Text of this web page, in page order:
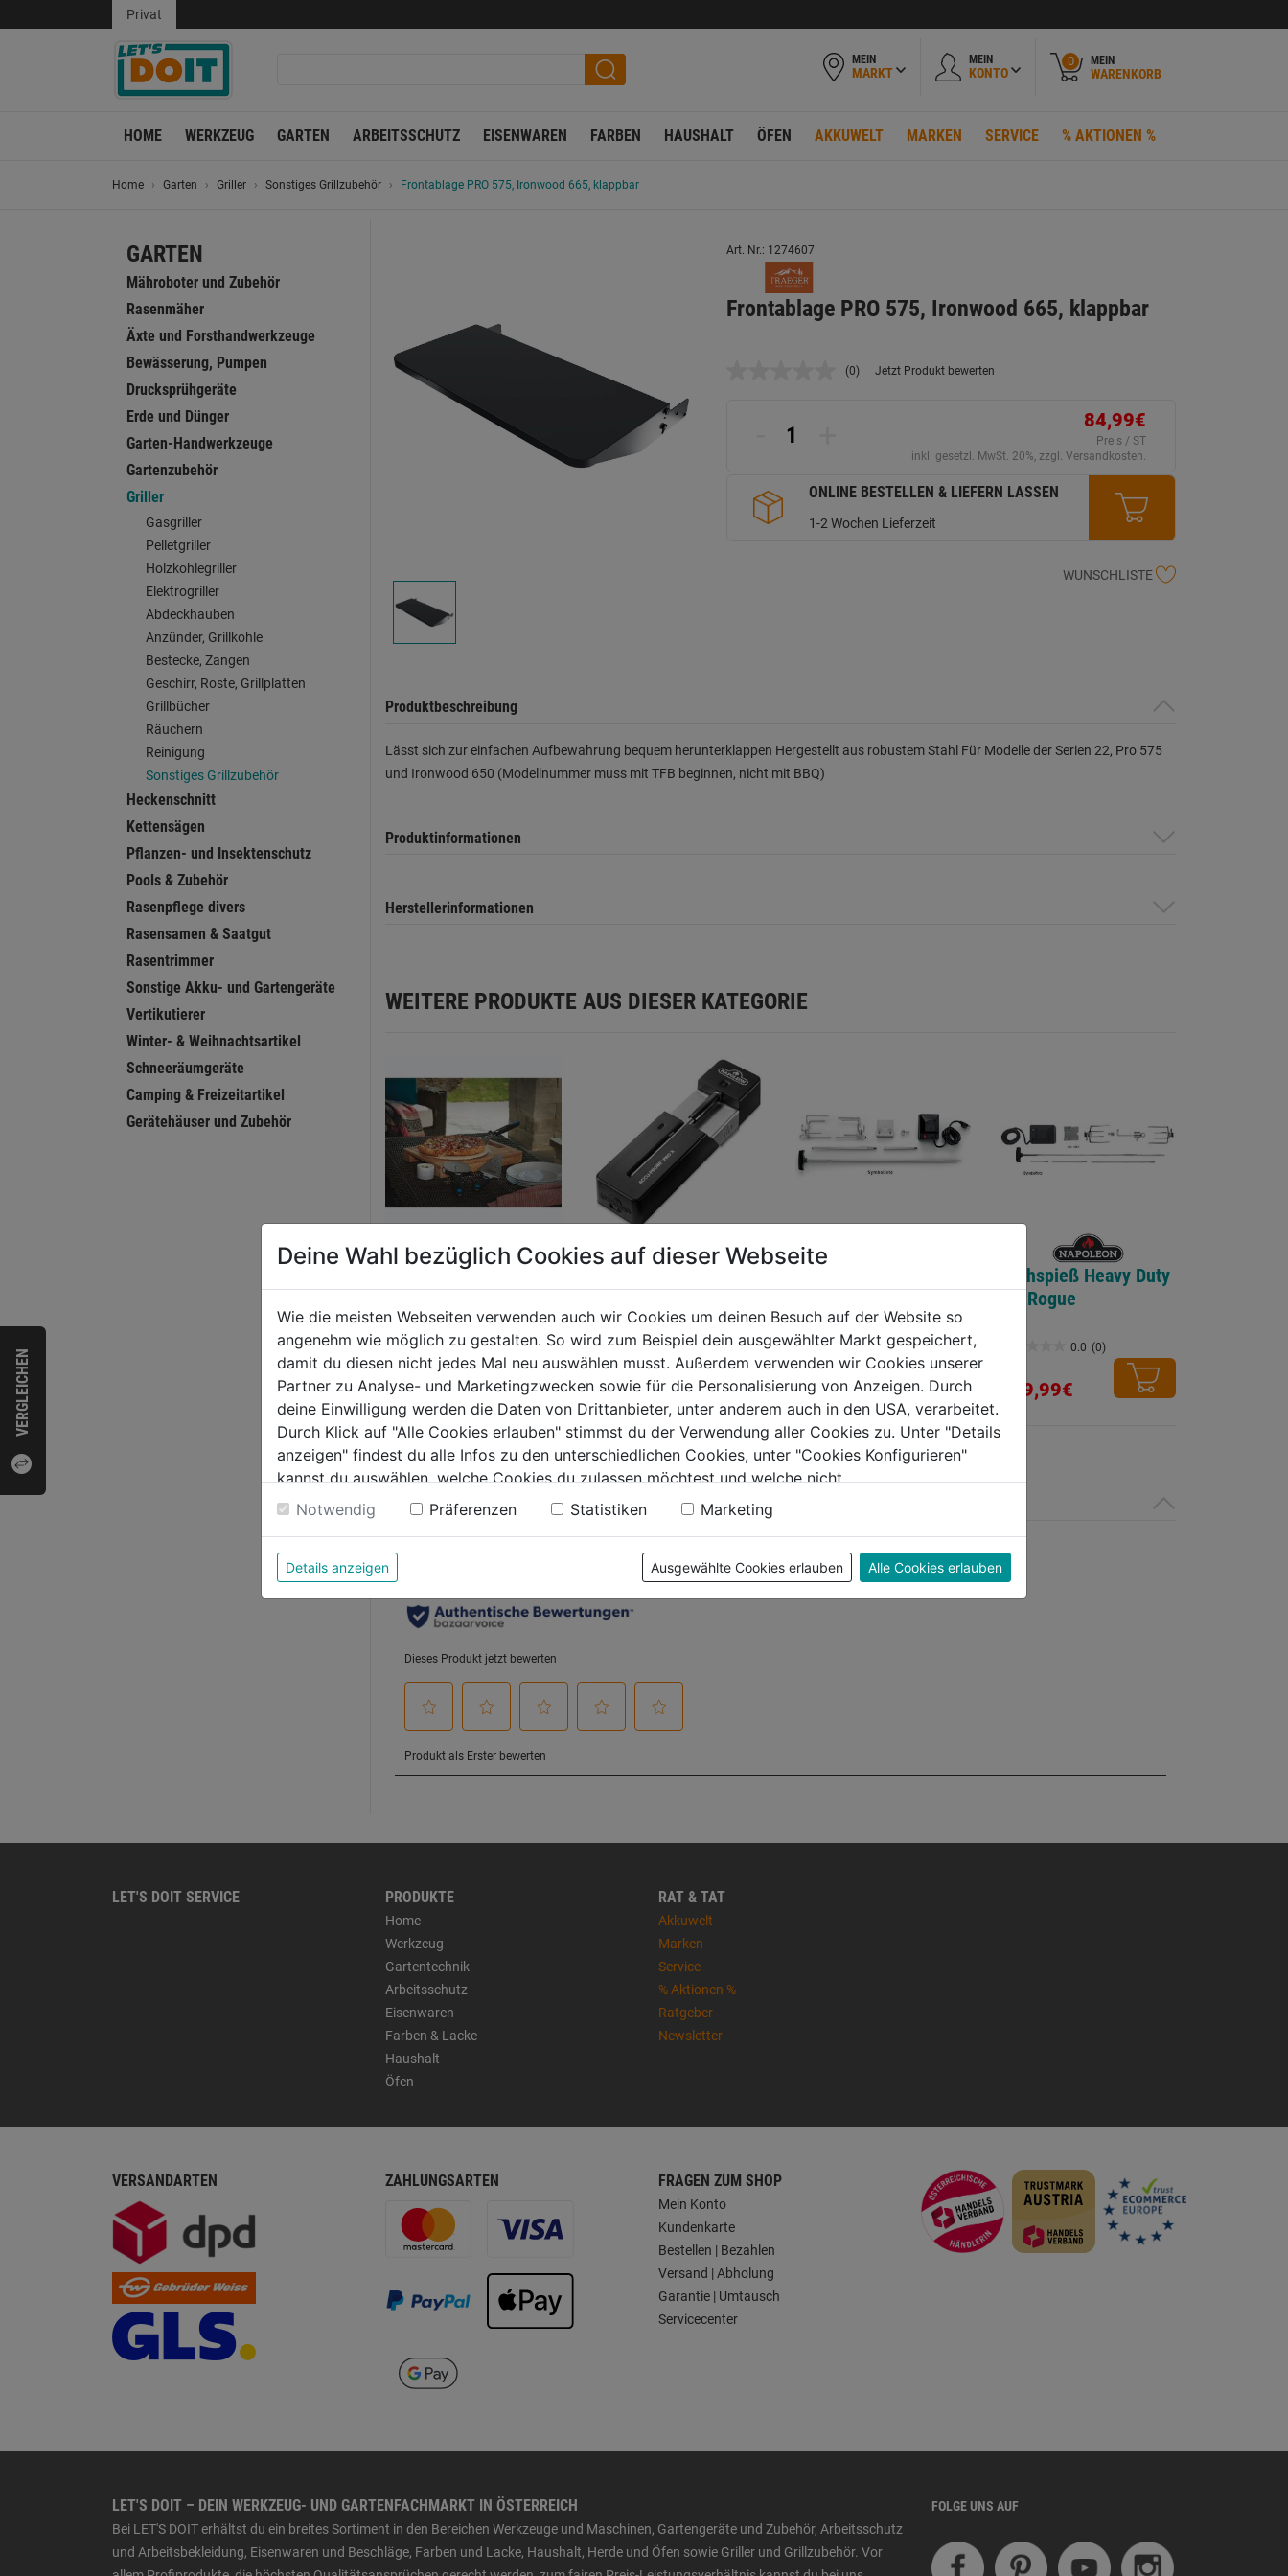
VERGLEICHEN
Privat
MEIN
MARKT
MEIN
KONTO
0 MEIN
WARENKORB
HOME WERKZEUG GARTEN ARBEITSSCHUTZ EISENWAREN FARBEN HAUSHALT ÖFEN AKKUWELT MARKEN SERVICE % AKTIONEN %
Home Garten Griller Sonstiges Grillzubehör Frontablage PRO 575, Ironwood 665, klappbar
GARTEN
Mähroboter und Zubehör
Rasenmäher
Äxte und Forsthandwerkzeuge
Bewässerung, Pumpen
Drucksprühgeräte
Erde und Dünger
Garten-Handwerkzeuge
Gartenzubehör
Griller
Gasgriller
Pelletgriller
Holzkohlegriller
Elektrogriller
Abdeckhauben
Anzünder, Grillkohle
Bestecke, Zangen
Geschirr, Roste, Grillplatten
Grillbücher
Räuchern
Reinigung
Sonstiges Grillzubehör
Heckenschnitt
Kettensägen
Pflanzen- und Insektenschutz
Pools & Zubehör
Rasenpflege divers
Rasensamen & Saatgut
Rasentrimmer
Sonstige Akku- und Gartengeräte
Vertikutierer
Winter- & Weihnachtsartikel
Schneeräumgeräte
Camping & Freizeitartikel
Gerätehäuser und Zubehör
Art. Nr.: 1274607
Frontablage PRO 575, Ironwood 665, klappbar
Kein
(0) Jetzt Produkt bewerten
84,99€
Preis / ST
inkl. gesetzl. MwSt. 20%, zzgl. Versandkosten.
ONLINE BESTELLEN & LIEFERN LASSEN
1-2 Wochen Lieferzeit
WUNSCHLISTE
Produktbeschreibung
Lässt sich zur einfachen Aufbewahrung bequem herunterklappen Hergestellt aus robustem Stahl Für Modelle der Serien 22, Pro 575
und Ironwood 650 (Modellnummer muss mit TFB beginnen, nicht mit BBQ)
Produktinformationen
Herstellerinformationen
WEITERE PRODUKTE AUS DIESER KATEGORIE
Starter Set "Pizza
0.0 (0)
0.0
von
5
Sternen.
89,99€
kabelloses Bluetooth
0.0 (0)
0.0
von
5
Sternen.
129,99€
0.0 (0)
0.0
von
5
Sternen.
149,99€
Drehspieß Heavy Duty
für Rogue
0.0 (0)
169,99€
Bewertung
LET'S DOIT SERVICE PRODUKTE
Home
Werkzeug
Gartentechnik
Arbeitsschutz
Eisenwaren
Farben & Lacke
Haushalt
Öfen
RAT & TAT
Akkuwelt
Marken
Service
% Aktionen %
Ratgeber
Newsletter
VERSANDARTEN ZAHLUNGSARTEN FRAGEN ZUM SHOP
Mein Konto
Kundenkarte
Bestellen | Bezahlen
Versand | Abholung
Garantie | Umtausch
Servicecenter
LET'S DOIT – DEIN WERKZEUG- UND GARTENFACHMARKT IN ÖSTERREICH
Bei LET'S DOIT erhältst du ein breites Sortiment in den Bereichen Werkzeuge und Maschinen, Gartengeräte und Zubehör, Arbeitsschutz
und Arbeitsbekleidung, Eisenwaren und Beschläge, Farben und Lacke, Haushalt, Herde und Öfen sowie Griller und Grillzubehör. Vor
FOLGE UNS AUF
Deine Wahl bezüglich Cookies auf dieser Webseite
Wie die meisten Webseiten verwenden auch wir Cookies um deinen Besuch auf der Website so
angenehm wie möglich zu gestalten. So wird zum Beispiel dein ausgewählter Markt gespeichert,
damit du diesen nicht jedes Mal neu auswählen musst. Außerdem verwenden wir Cookies unserer
Partner zu Analyse- und Marketingzwecken sowie für die Personalisierung von Anzeigen. Durch
deine Einwilligung werden die Daten von Drittanbieter, unter anderem auch in den USA, verarbeitet.
Durch Klick auf "Alle Cookies erlauben" stimmst du der Verwendung aller Cookies zu. Unter "Details
anzeigen" findest du alle Infos zu den unterschiedlichen Cookies, unter "Cookies Konfigurieren"
kannst du auswählen, welche Cookies du zulassen möchtest und welche nicht.
Weitere Informationen findest du in unserer Datenschutzerklärung
Notwendig Präferenzen Statistiken Marketing
Details anzeigen Ausgewählte Cookies erlauben Alle Cookies erlauben